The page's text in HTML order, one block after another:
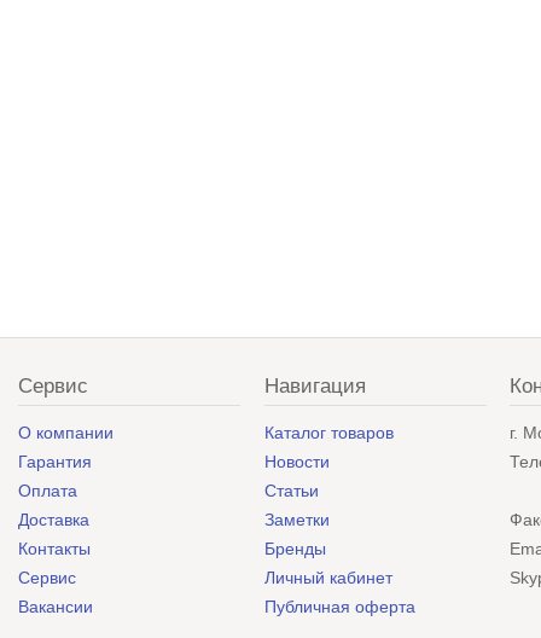
Сервис
О компании
Гарантия
Оплата
Доставка
Контакты
Сервис
Вакансии
Навигация
Каталог товаров
Новости
Статьи
Заметки
Бренды
Личный кабинет
Публичная оферта
г.